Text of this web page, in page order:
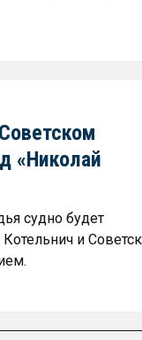
«Николай
судно будет
и